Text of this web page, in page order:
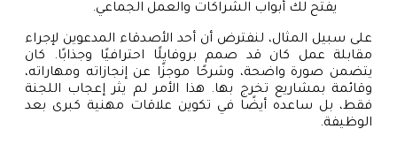
يفتح لك أبواب الشراكات والعمل الجماعي.
على سبيل المثال، لنفترض أن أحد الأصدقاء المدعوين لإجراء
مقابلة عمل كان قد صمم بروفايلًا احترافيًا وجذابًا. كان
يتضمن صورة واضحة، وشرحًا موجزًا عن إنجازاته ومهاراته،
وقائمة بمشاريع تخرج بها. هذا الأمر لم يثر إعجاب اللجنة
فقط، بل ساعده أيضًا في تكوين علاقات مهنية كبرى بعد
الوظيفة.